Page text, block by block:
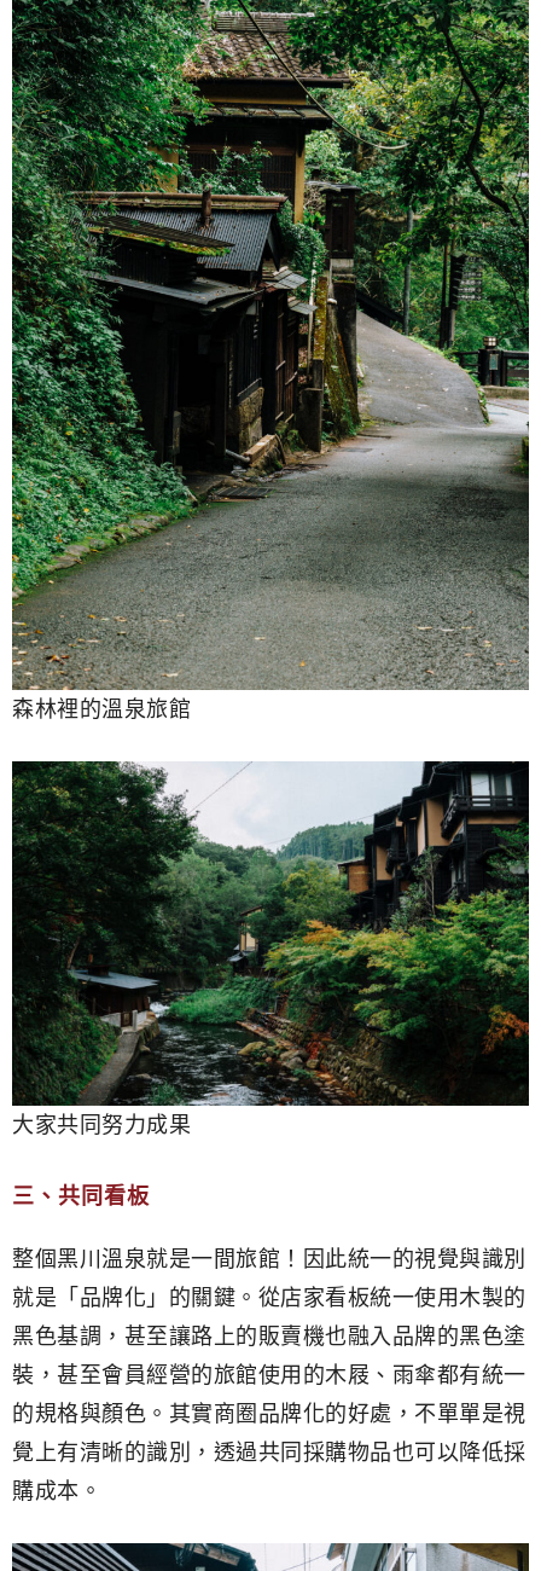
森林裡的溫泉旅館
大家共同努力成果
三、共同看板
整個黑川溫泉就是一間旅館！因此統一的視覺與識別
就是「品牌化」的關鍵。從店家看板統一使用木製的
黑色基調，甚至讓路上的販賣機也融入品牌的黑色塗
裝，甚至會員經營的旅館使用的木屐、雨傘都有統一
的規格與顏色。其實商圈品牌化的好處，不單單是視
覺上有清晰的識別，透過共同採購物品也可以降低採
購成本。